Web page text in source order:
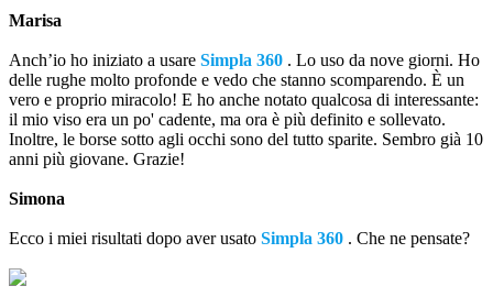
Marisa
Anch’io ho iniziato a usare Simpla 360 . Lo uso da nove giorni. Ho
delle rughe molto profonde e vedo che stanno scomparendo. È un
vero e proprio miracolo! E ho anche notato qualcosa di interessante:
il mio viso era un po' cadente, ma ora è più definito e sollevato.
Inoltre, le borse sotto agli occhi sono del tutto sparite. Sembro già 10
anni più giovane. Grazie!
Simona
Ecco i miei risultati dopo aver usato Simpla 360 . Che ne pensate?